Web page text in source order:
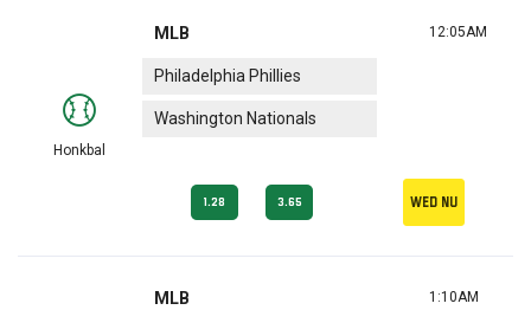
Honkbal
MLB
Philadelphia Phillies
Washington Nationals
12:05AM
1.28 3.65 Wed nu
MLB 1:10AM